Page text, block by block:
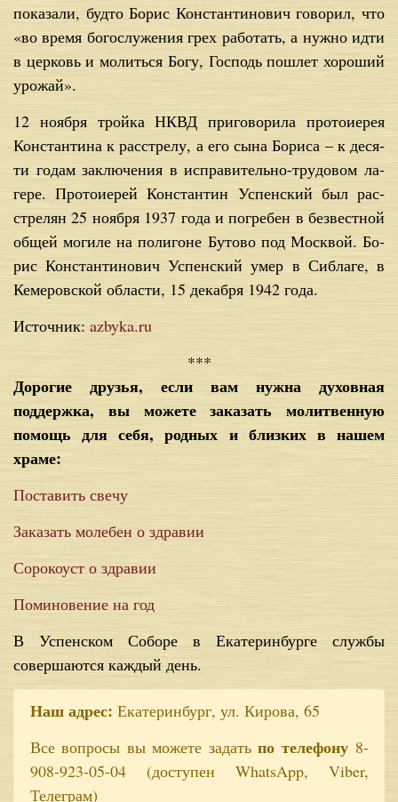
по­ка­за­ли, буд­то Бо­рис Кон­стан­ти­но­вич го­во­рил, что
«во вре­мя бо­го­слу­же­ния грех ра­бо­тать, а нуж­но ид­ти
в цер­ковь и мо­лить­ся Бо­гу, Гос­подь по­шлет хо­ро­ший
уро­жай».
12 но­яб­ря трой­ка НКВД при­го­во­ри­ла про­то­и­е­рея
Кон­стан­ти­на к рас­стре­лу, а его сы­на Бо­ри­са – к де­ся­
ти го­дам за­клю­че­ния в ис­пра­ви­тель­но-тру­до­вом ла­
ге­ре. Про­то­и­е­рей Кон­стан­тин Успен­ский был рас­
стре­лян 25 но­яб­ря 1937 го­да и по­гре­бен в без­вест­ной
об­щей мо­ги­ле на по­ли­гоне Бу­то­во под Моск­вой. Бо­
рис Кон­стан­ти­но­вич Успен­ский умер в Си­б­ла­ге, в
Ке­ме­ров­ской об­ла­сти, 15 де­каб­ря 1942 го­да.
Источник: azbyka.ru
***
Дорогие друзья, если вам нужна духовная
поддержка, вы можете заказать молитвенную
помощь для себя, родных и близких в нашем
храме:
Поставить свечу
Заказать молебен о здравии
Сорокоуст о здравии
Поминовение на год
В Успенском Соборе в Екатеринбурге службы
совершаются каждый день.
Наш адрес: Екатеринбург, ул. Кирова, 65
Все вопросы вы можете задатьпо телефону8-
908-923-05-04 (доступен WhatsApp, Viber,
Телеграм)